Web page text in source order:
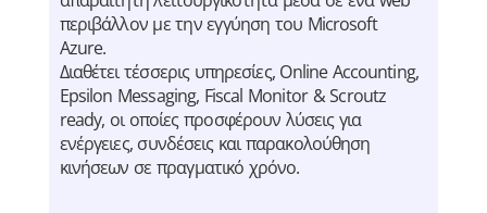
περιβάλλον με την εγγύηση του Microsoft
Azure.
Διαθέτει τέσσερις υπηρεσίες, Online Accounting,
Epsilon Messaging, Fiscal Monitor & Scroutz
ready, οι οποίες προσφέρουν λύσεις για
ενέργειες, συνδέσεις και παρακολούθηση
κινήσεων σε πραγματικό χρόνο.